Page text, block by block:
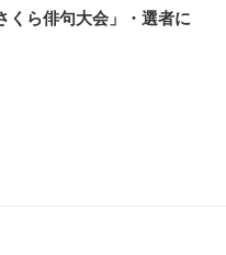
くら俳句大会」・選者に